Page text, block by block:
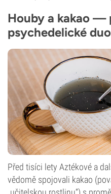
Houby a kakao —
psychedelické
Před tisíci lety Aztékové a
vědomě spojovali kakao